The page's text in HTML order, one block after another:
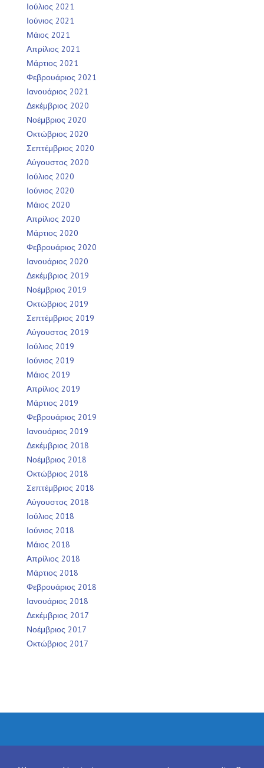
Ιούλιος 2021
Ιούνιος 2021
Μάιος 2021
Απρίλιος 2021
Μάρτιος 2021
Φεβρουάριος 2021
Ιανουάριος 2021
Δεκέμβριος 2020
Νοέμβριος 2020
Οκτώβριος 2020
Σεπτέμβριος 2020
Αύγουστος 2020
Ιούλιος 2020
Ιούνιος 2020
Μάιος 2020
Απρίλιος 2020
Μάρτιος 2020
Φεβρουάριος 2020
Ιανουάριος 2020
Δεκέμβριος 2019
Νοέμβριος 2019
Οκτώβριος 2019
Σεπτέμβριος 2019
Αύγουστος 2019
Ιούλιος 2019
Ιούνιος 2019
Μάιος 2019
Απρίλιος 2019
Μάρτιος 2019
Φεβρουάριος 2019
Ιανουάριος 2019
Δεκέμβριος 2018
Νοέμβριος 2018
Οκτώβριος 2018
Σεπτέμβριος 2018
Αύγουστος 2018
Ιούλιος 2018
Ιούνιος 2018
Μάιος 2018
Απρίλιος 2018
Μάρτιος 2018
Φεβρουάριος 2018
Ιανουάριος 2018
Δεκέμβριος 2017
Νοέμβριος 2017
Οκτώβριος 2017